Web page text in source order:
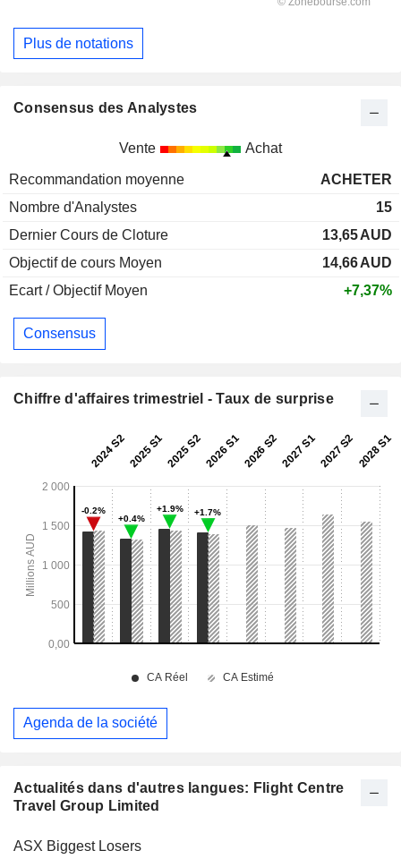
Actualités dans d'autres langues: Flight Centre
Travel Group Limited
ASX Biggest Losers
Plus de notations
Consensus des Analystes
Vente Achat
Recommandation moyenne
ACHETER
Nombre d'Analystes
15
Dernier Cours de Cloture
13,65AUD
Objectif de cours Moyen
14,66AUD
Ecart / Objectif Moyen
+7,37%
Consensus
Chiffre d'affaires trimestriel - Taux de surprise
Agenda de la société